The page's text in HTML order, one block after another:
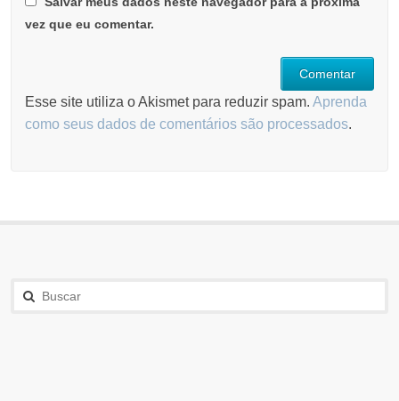
vez que eu comentar.
Esse site utiliza o Akismet para reduzir spam.Aprenda
como seus dados de comentários são processados.